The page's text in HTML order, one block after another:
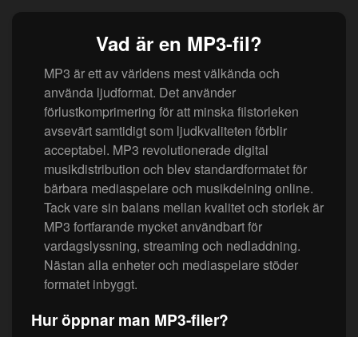
Vad är en MP3-fil?
MP3 är ett av världens mest välkända och
använda ljudformat. Det använder
förlustkomprimering för att minska filstorleken
avsevärt samtidigt som ljudkvaliteten förblir
acceptabel. MP3 revolutionerade digital
musikdistribution och blev standardformatet för
bärbara mediaspelare och musikdelning online.
Tack vare sin balans mellan kvalitet och storlek är
MP3 fortfarande mycket användbart för
vardagslyssning, streaming och nedladdning.
Nästan alla enheter och mediaspelare stöder
formatet inbyggt.
Hur öppnar man MP3-filer?